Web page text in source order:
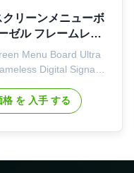
リーンメニューボ
ゼル フレームレス
ルサイン
Menu Board Ultra
Digital Signage
is a good quality
using professional
ability and rich ...
を 入手 する